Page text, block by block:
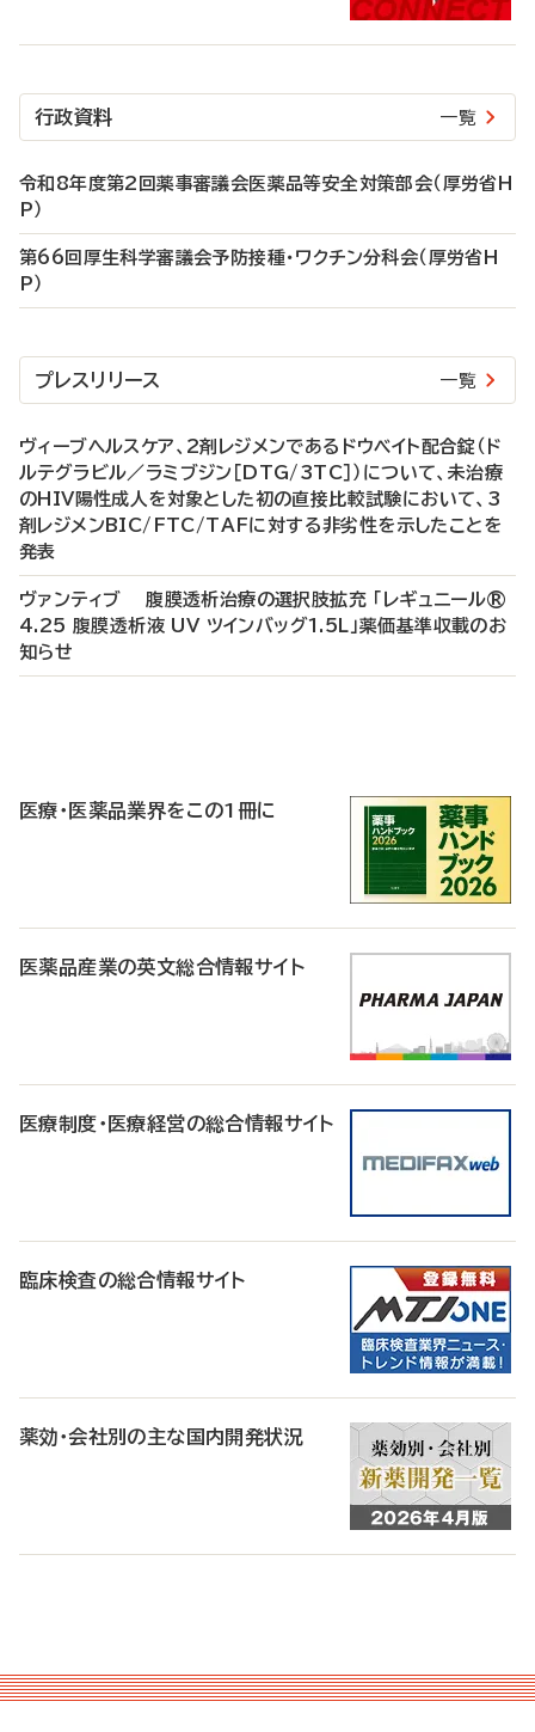
行政資料 一覧
令和8年度第2回薬事審議会医薬品等安全対策部会（厚労省H
P）
第66回厚生科学審議会予防接種・ワクチン分科会（厚労省H
P）
プレスリリース 一覧
ヴィーブヘルスケア、2剤レジメンであるドウベイト配合錠（ド
ルテグラビル／ラミブジン［DTG/3TC］）について、未治療
のHIV陽性成人を対象とした初の直接比較試験において、3
剤レジメンBIC/FTC/TAFに対する非劣性を示したことを
発表
ヴァンティブ 腹膜透析治療の選択肢拡充 「レギュニール®
4.25 腹膜透析液 UV ツインバッグ1.5L」薬価基準収載のお
知らせ
医療・医薬品業界をこの1冊に
医薬品産業の英文総合情報サイト
医療制度・医療経営の総合情報サイト
臨床検査の総合情報サイト
薬効・会社別の主な国内開発状況